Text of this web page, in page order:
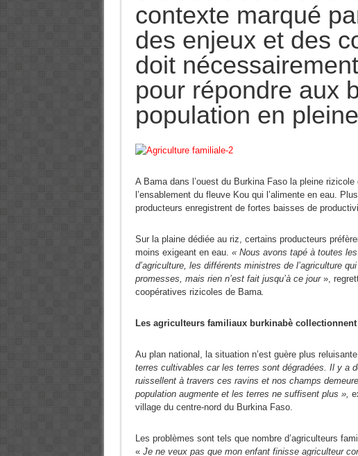
contexte marqué
des enjeux et des
doit
pour répondre aux
population en
A Bama dans l’ouest du Burkina Faso la pleine
l’ensablement du fleuve Kou qui l’alimente en eau.
producteurs enregistrent de fortes baisses de
Sur la plaine dédiée au riz, certains producteurs
moins exigeant en eau. « Nous avons tapé à toutes
d’agriculture, les différents ministres de l’agriculture
promesses, mais rien n’est fait jusqu’à ce jour»,
coopératives rizicoles de Bama.
Les agriculteurs familiaux burkinabè
Au plan national, la situation n’est guère plus
terres cultivables car les terres sont dégradées. Il y a
ruissellent à travers ces ravins et nos champs
population augmente et les terres ne suffisent plus »,
village du centre-nord du Burkina Faso.
Les problèmes sont tels que nombre d’agriculteurs
« Je ne veux pas que mon enfant finisse agriculteur